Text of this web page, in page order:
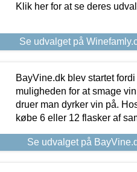
Klik her for at se deres
Se udvalget på
BayVine.dk blev startet
muligheden for at smage
druer man dyrker vin på.
købe 6 eller 12 flasker af
Se udvalget på